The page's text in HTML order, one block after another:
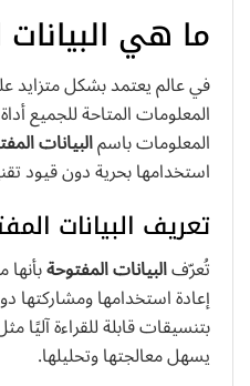
ما هي
في عالم يعتمد بشكل متزايد
المعلومات المتاحة للجميع
المعلومات باسمالبيانات
استخدامها بحرية دون قيود
تعريف البيانات
تُعرّفالبيانات المفتوحة
إعادة استخدامها ومشاركتها
يسهل معالجتها وتحليلها.